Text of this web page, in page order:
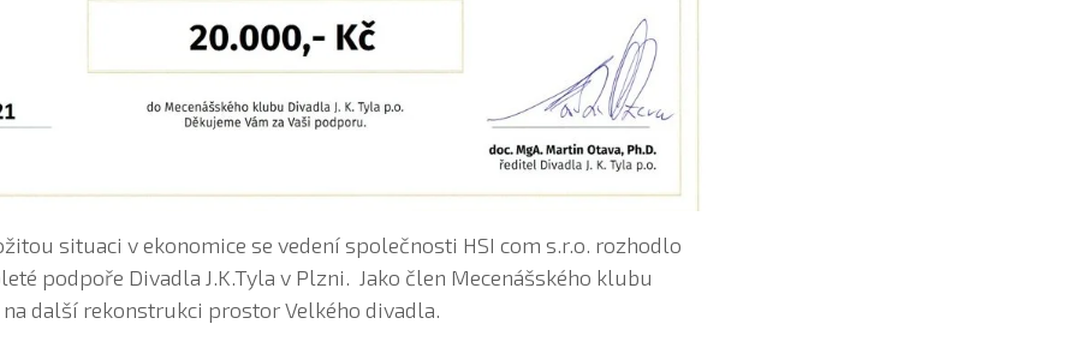
situaci v ekonomice se vedení společnosti HSI com s.r.o. rozhodlo
podpoře Divadla J.K.Tyla v Plzni. Jako člen Mecenášského klubu
další rekonstrukci prostor Velkého divadla.